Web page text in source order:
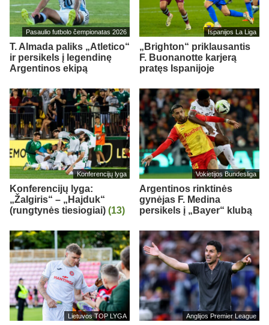
Pasaulio futbolo čempionatas 2026
T. Almada paliks „Atletico“
ir persikels į legendinę
Argentinos ekipą
Ispanijos La Liga
„Brighton“ priklausantis
F. Buonanotte karjerą
pratęs Ispanijoje
Konferencijų lyga
Konferencijų lyga:
„Žalgiris“ – „Hajduk“
(rungtynės tiesiogiai) (13)
Vokietijos Bundesliga
Argentinos rinktinės
gynėjas F. Medina
persikels į „Bayer“ klubą
Lietuvos TOP LYGA Anglijos Premier League